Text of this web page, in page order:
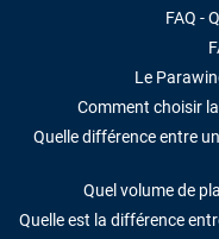
FAQ -
Le
Comment choisir
Quelle différence entre
Quel volume de
Quelle est la différence